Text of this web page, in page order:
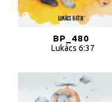
BP_480
Lukács 6:37